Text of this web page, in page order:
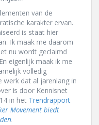
van de
karakter ervan.
is staat hier
Ik maak me daarom
nu wordt geclaimd
eigenlijk maak ik me
volledig
werk dat al jarenlang in
is door Kennisnet
in het Trendrapport
Movement biedt
.